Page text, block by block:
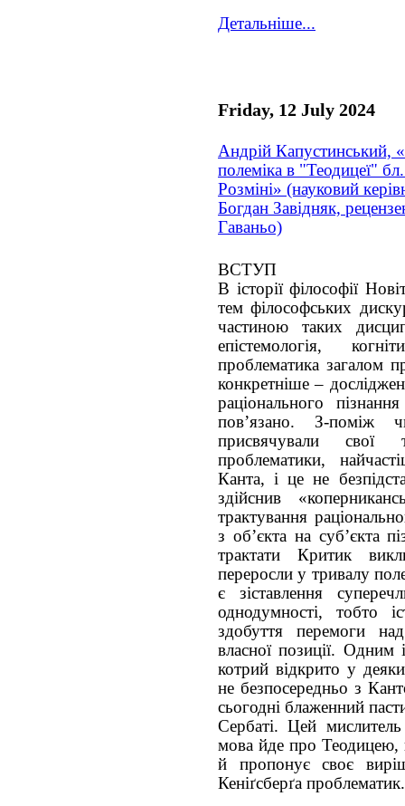
Детальніше...
Friday, 12 July 2024
Андрій Капустинський,
полеміка в "Теодицеї"
Розміні» (науковий
Богдан Завідняк,
Гаваньо)
ВСТУП
В історії філософії
тем філософських
частиною таких
епістемологія,
проблематика загалом
конкретніше –
раціонального
пов’язано. З-поміж
присвячували свої
проблематики,
Канта, і це не
здійснив
трактування
з об’єкта на суб’єкта
трактати Критик
переросли у тривалу
є зіставлення
однодумності, тобто
здобуття перемоги
власної позиції. Одним
котрий відкрито у
не безпосередньо з
сьогодні блаженний
Сербаті. Цей
мова йде про Теодицею,
й пропонує своє
Кеніґсберґа проблематик.